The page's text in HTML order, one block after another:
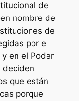
de
nombre de
de
por el
en el Poder
deciden
que están
porque